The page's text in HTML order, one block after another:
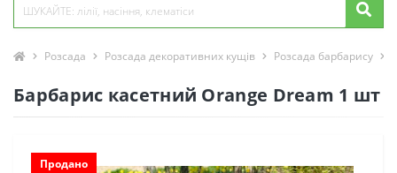
Розсада Розсада декоративних кущів Розсада барбарису
Барбарис касетний Orange Dream 1 шт
Продано